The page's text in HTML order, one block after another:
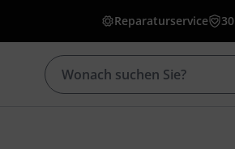
Reparaturservice